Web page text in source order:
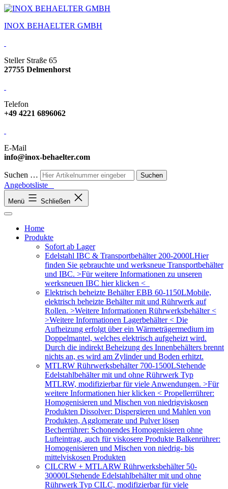
INOX BEHAELTER GMBH
Steller Straße 65
27755 Delmenhorst
Telefon
+49 4221 6896062
E-Mail
info@inox-behaelter.com
Suchen …
Angebotsliste
Menü Schließen
Home
Produkte
Sofort ab Lager
Edelstahl IBC & Transportbehälter 200-2000LHier
finden Sie gebrauchte und werksneue Transportbehälter
und IBC. >Für weitere Informationen zu unseren
werksneuen IBC hier klicken <
Elektrisch beheizte Behälter EBB 60-1150LMobile,
elektrisch beheizte Behälter mit und Rührwerk auf
Rollen. >Weitere Informationen Rührwerksbehälter <
>Weitere Informationen Lagerbehälter < Die
Aufheizung erfolgt über ein Wärmeträgermedium im
Doppelmantel, welches elektrisch aufgeheizt wird.
Durch die indirekt Beheizung des Innenbehälters brennt
nichts an, es wird am Zylinder und Boden erhitzt.
MTLRW Rührwerksbehälter 700-1500LStehende
Edelstahlbehälter mit und ohne Rührwerk Typ
MTLRW, modifizierbar für viele Anwendungen. >Für
weitere Informationen hier klicken < Propellerrührer:
Homogenisieren und Mischen von niedrigviskosen
Produkten Dissolver: Dispergieren und Mahlen von
Produkten, Agglomerate und Pulver lösen
Becherrührer: Schonendes Homogenisieren ohne
Lufteintrag, auch für viskosere Produkte Balkenrührer:
Homogenisieren und Mischen von niedrig- bis
mittelviskosen Produkten
CILCRW + MTLARW Rührwerksbehälter 50-
30000LStehende Edelstahlbehälter mit und ohne
Rührwerk Typ CILC, modifizierbar für viele